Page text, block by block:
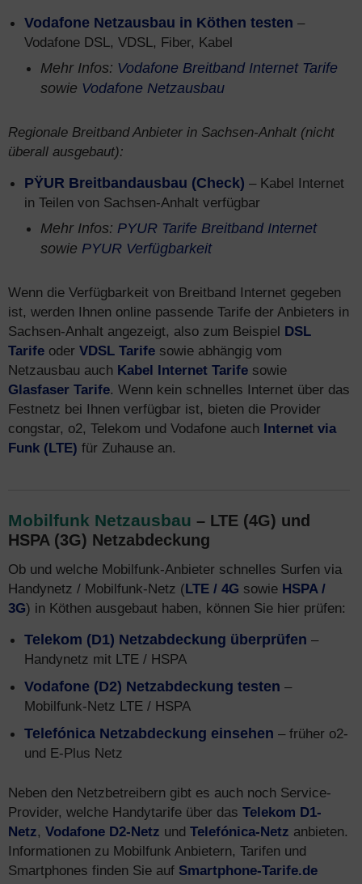
Vodafone Netzausbau in Köthen testen –
Vodafone DSL, VDSL, Fiber, Kabel
Mehr Infos: Vodafone Breitband Internet Tarife
sowie Vodafone Netzausbau
Regionale Breitband Anbieter in Sachsen-Anhalt (nicht
überall ausgebaut):
PŸUR Breitbandausbau (Check) – Kabel Internet
in Teilen von Sachsen-Anhalt verfügbar
Mehr Infos: PYUR Tarife Breitband Internet
sowie PYUR Verfügbarkeit
Wenn die Verfügbarkeit von Breitband Internet gegeben
ist, werden Ihnen online passende Tarife der Anbieters in
Sachsen-Anhalt angezeigt, also zum Beispiel DSL
Tarife oder VDSL Tarife sowie abhängig vom
Netzausbau auch Kabel Internet Tarife sowie
Glasfaser Tarife. Wenn kein schnelles Internet über das
Festnetz bei Ihnen verfügbar ist, bieten die Provider
congstar, o2, Telekom und Vodafone auch Internet via
Funk (LTE) für Zuhause an.
Mobilfunk Netzausbau – LTE (4G) und
HSPA (3G) Netzabdeckung
Ob und welche Mobilfunk-Anbieter schnelles Surfen via
Handynetz / Mobilfunk-Netz (LTE / 4G sowie HSPA /
3G) in Köthen ausgebaut haben, können Sie hier prüfen:
Telekom (D1) Netzabdeckung überprüfen –
Handynetz mit LTE / HSPA
Vodafone (D2) Netzabdeckung testen –
Mobilfunk-Netz LTE / HSPA
Telefónica Netzabdeckung einsehen – früher o2-
und E-Plus Netz
Neben den Netzbetreibern gibt es auch noch Service-
Provider, welche Handytarife über das Telekom D1-
Netz, Vodafone D2-Netz und Telefónica-Netz anbieten.
Informationen zu Mobilfunk Anbietern, Tarifen und
Smartphones finden Sie auf Smartphone-Tarife.de